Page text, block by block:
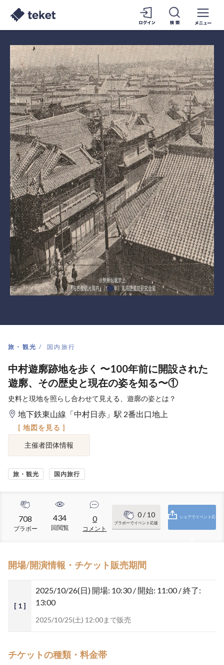
旅・観光 国内旅行
中村遊廓跡地を歩く 〜100年前に開設された
遊廓、その歴史と現在の姿を知る〜①
史料と現地を照らし合わせて見える、遊廓の姿とは？
地下鉄東山線「中村日赤」駅 2番出口地上
[ 地図を見る ]
主催者団体情報
旅・観光 国内旅行
708
ブラボー
434
回閲覧
0
コメント
0/ 10
ブラボーでイベント応援
シェアでイベント応
開場/開演情報・チケット販売期間
[ 1 ]
2025/10/26(日) 開場: 10:30 / 開始: 11:00 / 終了:
13:00
2025/10/25(土) 12:00まで販売
チケットの種類・料金帯